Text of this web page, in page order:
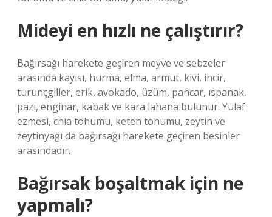
Mideyi en hızlı ne çalıştırır?
Bağırsağı harekete geçiren meyve ve sebzeler
arasında kayısı, hurma, elma, armut, kivi, incir,
turunçgiller, erik, avokado, üzüm, pancar, ıspanak,
pazı, enginar, kabak ve kara lahana bulunur. Yulaf
ezmesi, chia tohumu, keten tohumu, zeytin ve
zeytinyağı da bağırsağı harekete geçiren besinler
arasındadır.
Bağırsak boşaltmak için ne
yapmalı?